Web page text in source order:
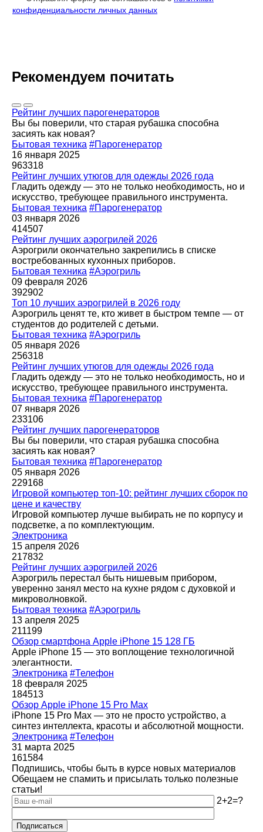
конфиденциальности личных данных
Рекомендуем почитать
Рейтинг лучших парогенераторов
Вы бы поверили, что старая рубашка способна
засиять как новая?
Бытовая техника #Парогенератор
16 января 2025
963318
Рейтинг лучших утюгов для одежды 2026 года
Гладить одежду — это не только необходимость, но и
искусство, требующее правильного инструмента.
Бытовая техника #Парогенератор
03 января 2026
414507
Рейтинг лучших аэрогрилей 2026
Аэрогрили окончательно закрепились в списке
востребованных кухонных приборов.
Бытовая техника #Аэрогриль
09 февраля 2026
392902
Топ 10 лучших аэрогрилей в 2026 году
Аэрогриль ценят те, кто живет в быстром темпе — от
студентов до родителей с детьми.
Бытовая техника #Аэрогриль
05 января 2026
256318
Рейтинг лучших утюгов для одежды 2026 года
Гладить одежду — это не только необходимость, но и
искусство, требующее правильного инструмента.
Бытовая техника #Парогенератор
07 января 2026
233106
Рейтинг лучших парогенераторов
Вы бы поверили, что старая рубашка способна
засиять как новая?
Бытовая техника #Парогенератор
05 января 2026
229168
Игровой компьютер топ-10: рейтинг лучших сборок по
цене и качеству
Игровой компьютер лучше выбирать не по корпусу и
подсветке, а по комплектующим.
Электроника
15 апреля 2026
217832
Рейтинг лучших аэрогрилей 2026
Аэрогриль перестал быть нишевым прибором,
уверенно занял место на кухне рядом с духовкой и
микроволновкой.
Бытовая техника #Аэрогриль
13 апреля 2025
211199
Обзор смартфона Apple iPhone 15 128 ГБ
Apple iPhone 15 — это воплощение технологичной
элегантности.
Электроника #Телефон
18 февраля 2025
184513
Обзор Apple iPhone 15 Pro Max
iPhone 15 Pro Max — это не просто устройство, а
синтез интеллекта, красоты и абсолютной мощности.
Электроника #Телефон
31 марта 2025
161584
Подпишись, чтобы быть в курсе новых материалов
Обещаем не спамить и присылать только полезные
статьи!
2+2=?
Подписаться